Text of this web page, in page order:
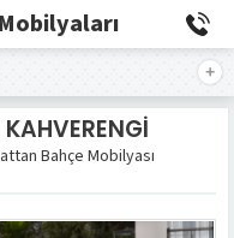
Bahçe Mobilyası